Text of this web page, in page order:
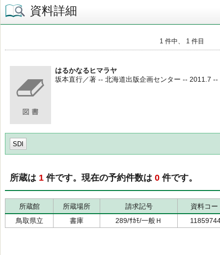
資料詳細
1 件中、 1 件目
はるかなるヒマラヤ
坂本直行／著 -- 北海道出版企画センター -- 2011.7 --
SDI
所蔵は 1 件です。現在の予約件数は 0 件です。
所蔵館 所蔵場所 請求記号
資料コー
鳥取県立
書庫 289/ｻｶﾓ/一般Ｈ